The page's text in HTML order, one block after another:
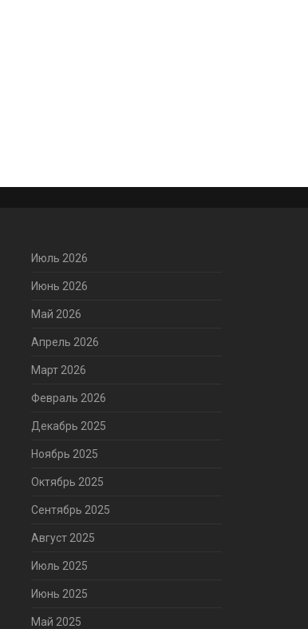
Июль 2026
Июнь 2026
Май 2026
Апрель 2026
Март 2026
Февраль 2026
Декабрь 2025
Ноябрь 2025
Октябрь 2025
Сентябрь 2025
Август 2025
Июль 2025
Июнь 2025
Май 2025